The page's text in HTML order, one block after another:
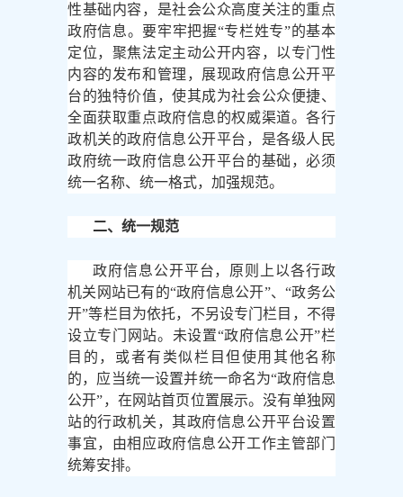
性基础内容，是社会公众高度关注的重点
政府信息。要牢牢把握“专栏姓专”的基本
定位，聚焦法定主动公开内容，以专门性
内容的发布和管理，展现政府信息公开平
台的独特价值，使其成为社会公众便捷、
全面获取重点政府信息的权威渠道。各行
政机关的政府信息公开平台，是各级人民
政府统一政府信息公开平台的基础，必须
统一名称、统一格式，加强规范。
二、统一规范
政府信息公开平台，原则上以各行政
机关网站已有的“政府信息公开”、“政务公
开”等栏目为依托，不另设专门栏目，不得
设立专门网站。未设置“政府信息公开”栏
目的，或者有类似栏目但使用其他名称
的，应当统一设置并统一命名为“政府信息
公开”，在网站首页位置展示。没有单独网
站的行政机关，其政府信息公开平台设置
事宜，由相应政府信息公开工作主管部门
统筹安排。